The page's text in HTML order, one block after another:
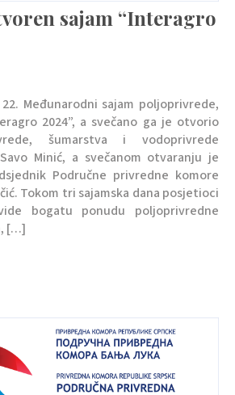
sajam “Interagro
Međunarodni sajam poljoprivrede,
2024”, a svečano ga je otvorio
šumarstva i vodoprivrede
Minić, a svečanom otvaranju je
Područne privredne komore
Tokom tri sajamska dana posjetioci
bogatu ponudu poljoprivredne
[…]